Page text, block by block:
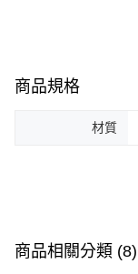
商品規格
材質
商品相關分類 (8)